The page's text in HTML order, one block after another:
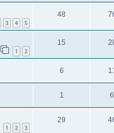
3 4 5
48
1 2
15
6
1
1 2 3
29